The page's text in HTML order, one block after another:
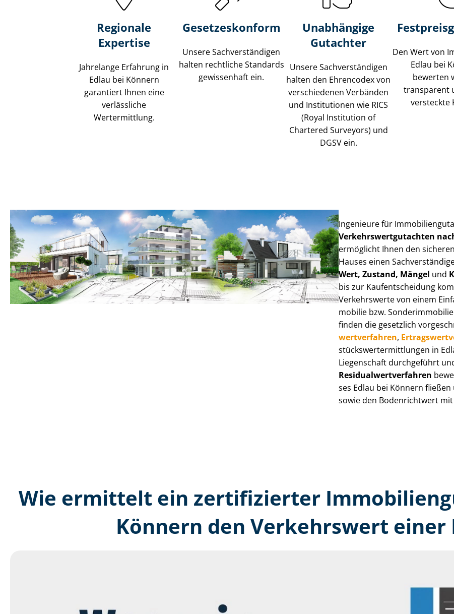
Regionale
Expertise
Jahrelange Erfahrung in
Edlau bei Könnern
garantiert Ihnen eine
verlässliche
Wertermittlung.
Gesetzes­konform
Unsere Sach­ver­stän­di­gen
halten rechtliche Standards
gewissenhaft ein.
Unabhängige
Gutachter
Unsere Sach­ver­stän­di­gen
halten den Ehrencodex von
verschiedenen Verbänden
und Institutionen wie RICS
(Royal Institution of
Chartered Surveyors) und
DGSV ein.
Den Wert von
Edlau bei
bewerten
transparent
versteckte
Ingenieure für
Ver­kehrs­wert­gut­ach­ten
ermöglicht Ihnen den
Hauses einen
Wert, Zustand, Mängel und
bis zur Kauf­ent­schei­dung
Verkehrswerte von einem
mo­bi­lie bzw.
finden die gesetzlich
wert­ver­fah­ren,
stücks­wert­ermitt­lun­gen in
Liegenschaft durchgeführt
Re­si­du­al­wert­ver­fah­ren
ses Edlau bei Könnern
sowie den Bodenrichtwert mit
Wie ermittelt ein zertifizierter
Könnern den Verkehrswert einer